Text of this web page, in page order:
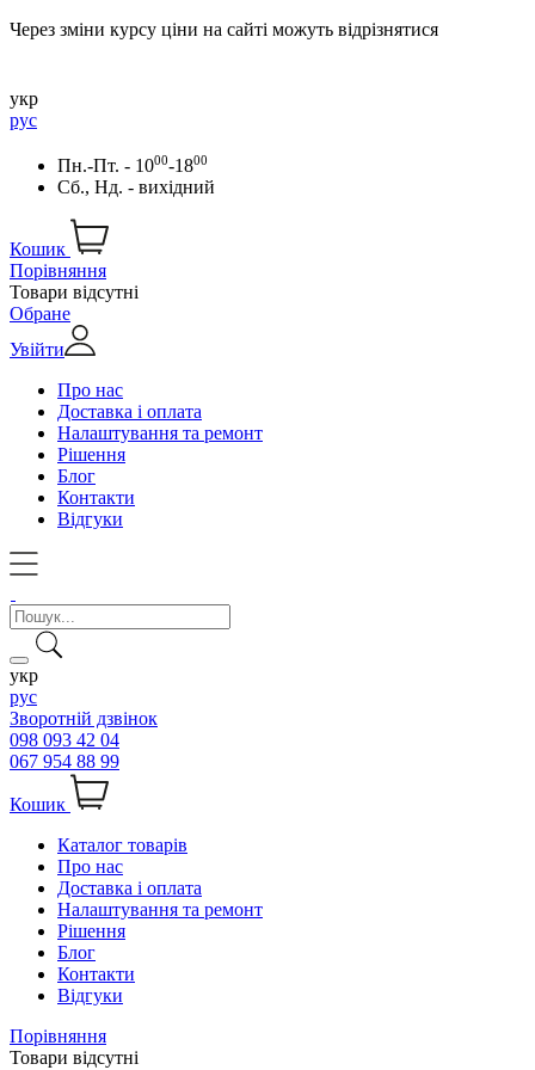
Через зміни курсу ціни на сайті можуть відрізнятися
укр
рус
Пн.-Пт. - 1000-1800
Сб., Нд. - вихідний
Кошик
Порівняння
Товари відсутні
Обране
Увійти
Про нас
Доставка і оплата
Налаштування та ремонт
Рішення
Блог
Контакти
Відгуки
укр
рус
Зворотній дзвінок
098 093 42 04
067 954 88 99
Кошик
Каталог товарів
Про нас
Доставка і оплата
Налаштування та ремонт
Рішення
Блог
Контакти
Відгуки
Порівняння
Товари відсутні